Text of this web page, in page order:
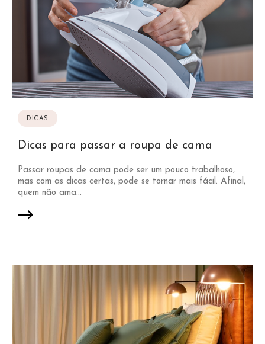
DICAS
Dicas para passar a roupa de cama
Passar roupas de cama pode ser um pouco trabalhoso,
mas com as dicas certas, pode se tornar mais fácil. Afinal,
quem não ama...